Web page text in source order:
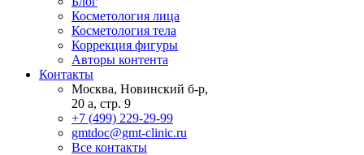
Косметология лица
Косметология тела
Коррекция фигуры
Авторы контента
Контакты
Москва, Новинский б-р,
20 а, стр. 9
+7 (499) 229-29-99
gmtdoc@gmt-clinic.ru
Все контакты